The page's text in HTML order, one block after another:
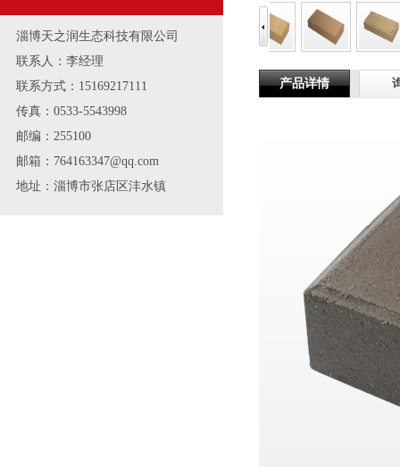
产品详情
淄博天之润生态科技有限公司
联系人：李经理
联系方式：15169217111
传真：0533-5543998
邮编：255100
邮箱：764163347@qq.com
地址：淄博市张店区沣水镇